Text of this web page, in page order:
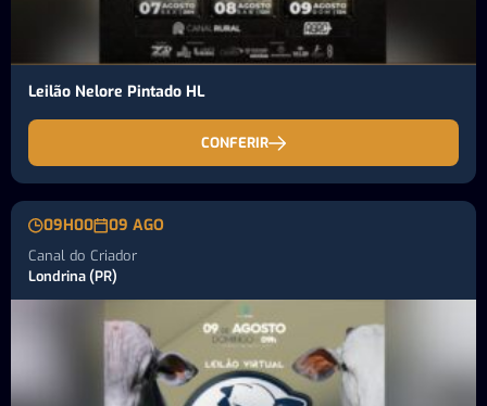
Leilão Nelore Pintado HL
CONFERIR
09H00 09 AGO
Canal do Criador
Londrina (PR)